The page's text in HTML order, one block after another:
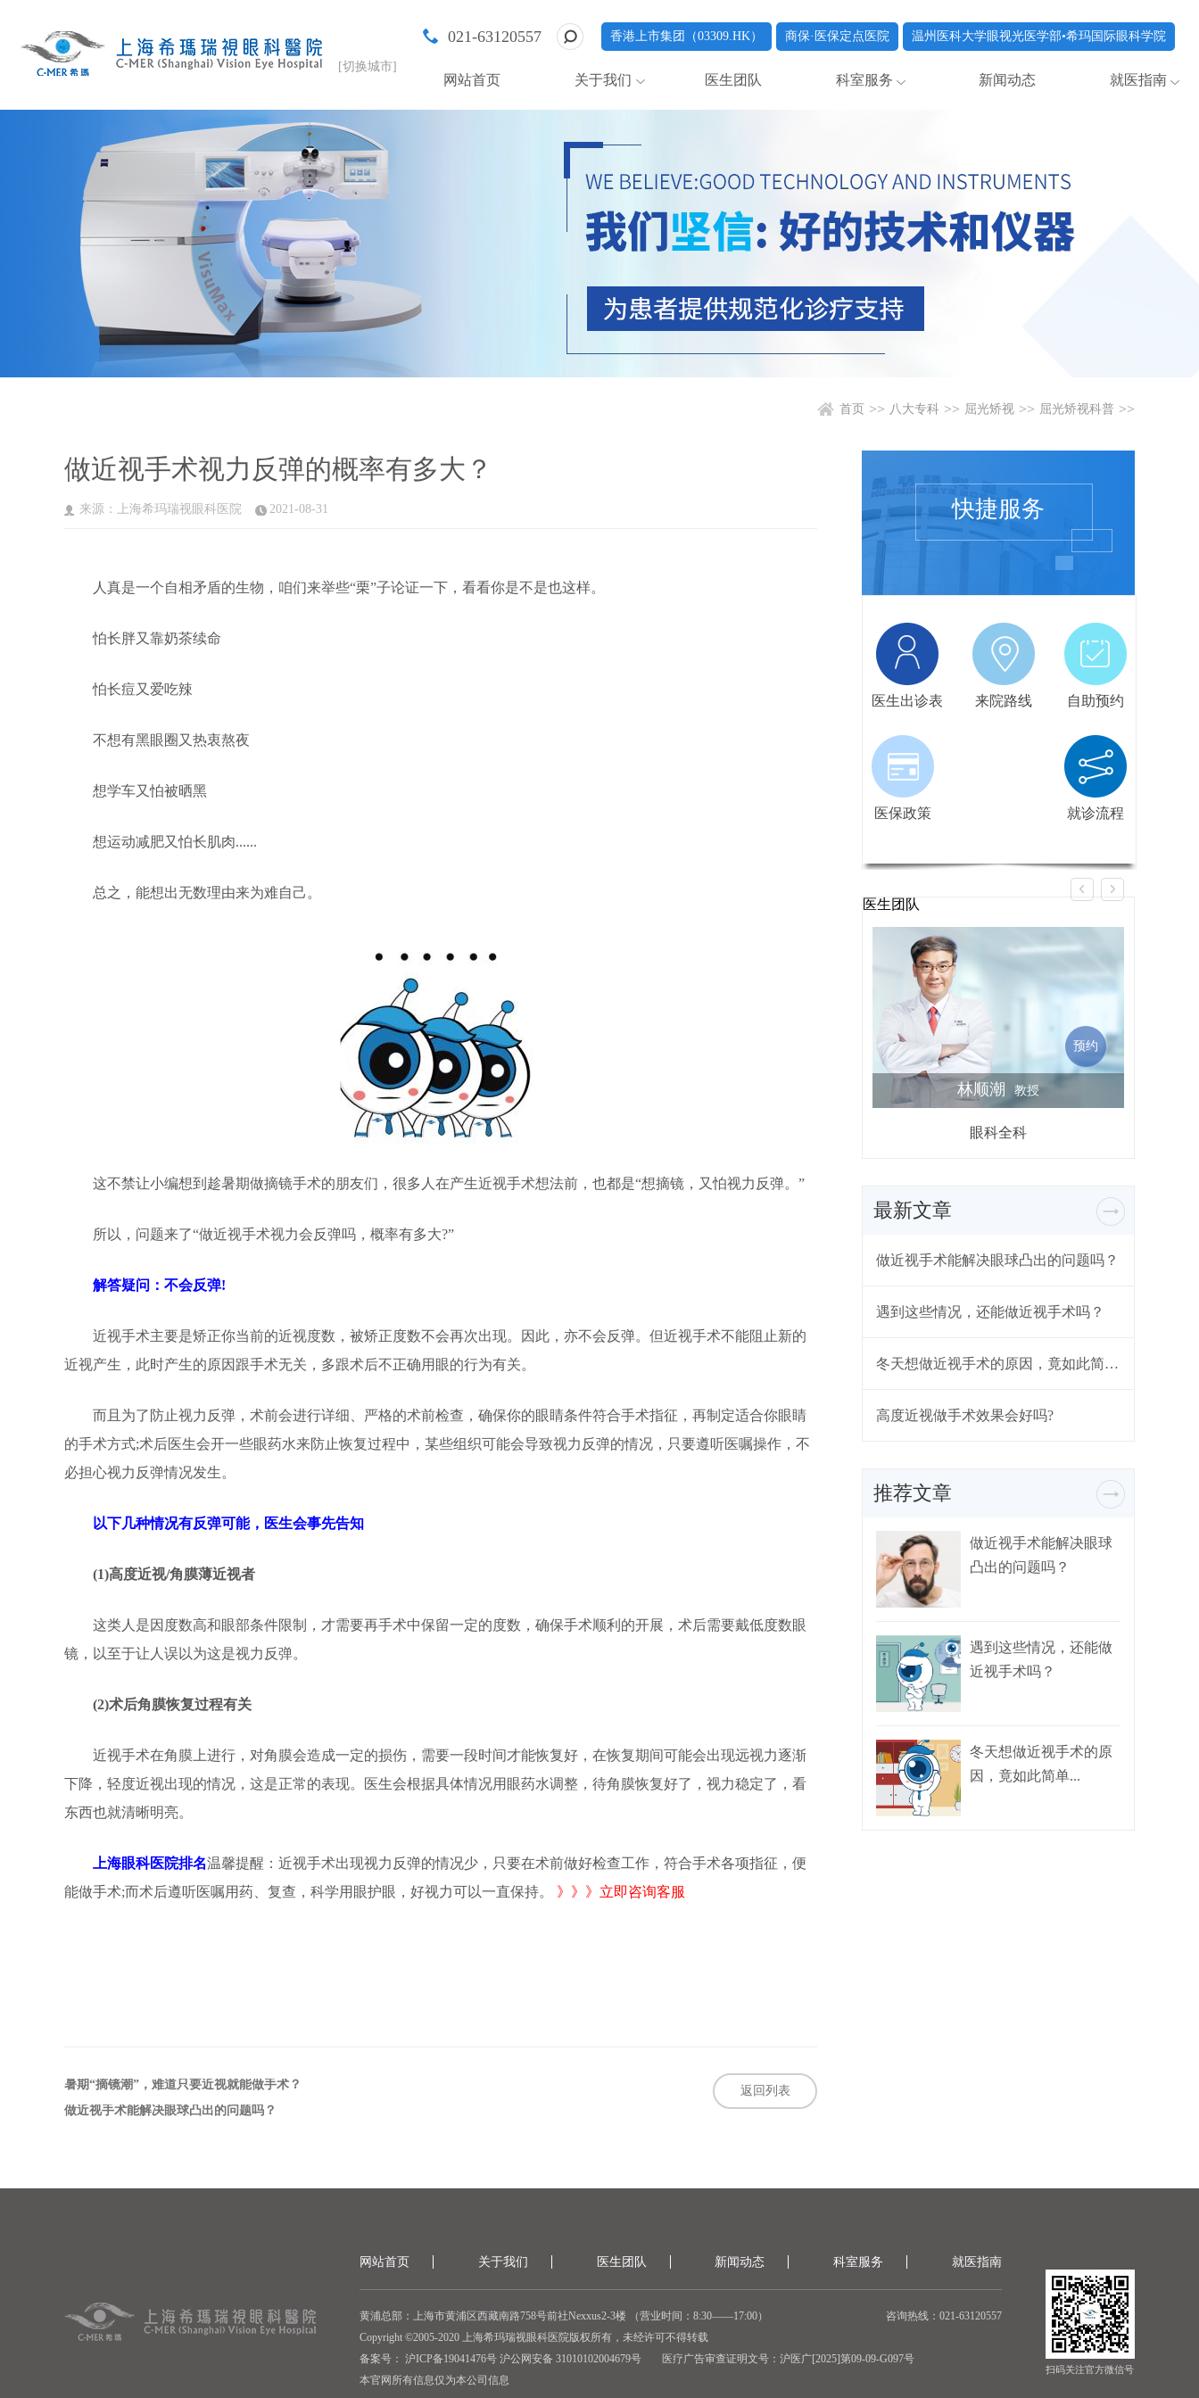
[切换城市]
021-63120557 香港上市集团（03309.HK） 商保·医保定点医院 温州医科大学眼视光医学部•希玛国际眼科学院
网站首页 关于我们 医生团队 科室服务 新闻动态 就医指南
首页 >> 八大专科 >> 屈光矫视 >> 屈光矫视科普 >>
做近视手术视力反弹的概率有多大？
来源：上海希玛瑞视眼科医院 2021-08-31
人真是一个自相矛盾的生物，咱们来举些“栗”子论证一下，看看你是不是也这样。
怕长胖又靠奶茶续命
怕长痘又爱吃辣
不想有黑眼圈又热衷熬夜
想学车又怕被晒黑
想运动减肥又怕长肌肉......
总之，能想出无数理由来为难自己。
这不禁让小编想到趁暑期做摘镜手术的朋友们，很多人在产生近视手术想法前，也都是“想摘镜，又怕视力反弹。”
所以，问题来了“做近视手术视力会反弹吗，概率有多大?”
解答疑问：不会反弹!
近视手术主要是矫正你当前的近视度数，被矫正度数不会再次出现。因此，亦不会反弹。但近视手术不能阻止新的
近视产生，此时产生的原因跟手术无关，多跟术后不正确用眼的行为有关。
而且为了防止视力反弹，术前会进行详细、严格的术前检查，确保你的眼睛条件符合手术指征，再制定适合你眼睛
的手术方式;术后医生会开一些眼药水来防止恢复过程中，某些组织可能会导致视力反弹的情况，只要遵听医嘱操作，不
必担心视力反弹情况发生。
以下几种情况有反弹可能，医生会事先告知
(1)高度近视/角膜薄近视者
这类人是因度数高和眼部条件限制，才需要再手术中保留一定的度数，确保手术顺利的开展，术后需要戴低度数眼
镜，以至于让人误以为这是视力反弹。
(2)术后角膜恢复过程有关
近视手术在角膜上进行，对角膜会造成一定的损伤，需要一段时间才能恢复好，在恢复期间可能会出现远视力逐渐
下降，轻度近视出现的情况，这是正常的表现。医生会根据具体情况用眼药水调整，待角膜恢复好了，视力稳定了，看
东西也就清晰明亮。
上海眼科医院排名温馨提醒：近视手术出现视力反弹的情况少，只要在术前做好检查工作，符合手术各项指征，便
能做手术;而术后遵听医嘱用药、复查，科学用眼护眼，好视力可以一直保持。 》》》立即咨询客服
暑期“摘镜潮”，难道只要近视就能做手术？
做近视手术能解决眼球凸出的问题吗？
返回列表
快捷服务
医生出诊表 来院路线 自助预约
医保政策 就诊流程
医生团队
林顺潮 教授
预约
眼科全科
最新文章
做近视手术能解决眼球凸出的问题吗？
遇到这些情况，还能做近视手术吗？
冬天想做近视手术的原因，竟如此简单...
高度近视做手术效果会好吗?
推荐文章
做近视手术能解决眼球
凸出的问题吗？
遇到这些情况，还能做
近视手术吗？
冬天想做近视手术的原
因，竟如此简单...
网站首页 关于我们 医生团队 新闻动态 科室服务 就医指南
黄浦总部：上海市黄浦区西藏南路758号前社Nexxus2-3楼 （营业时间：8:30——17:00）
咨询热线：021-63120557
Copyright ©2005-2020 上海希玛瑞视眼科医院版权所有，未经许可不得转载
备案号： 沪ICP备19041476号 沪公网安备 31010102004679号
医疗广告审查证明文号： 沪医广[2025]第09-09-G097号
本官网所有信息仅为本公司信息
扫码关注官方微信号